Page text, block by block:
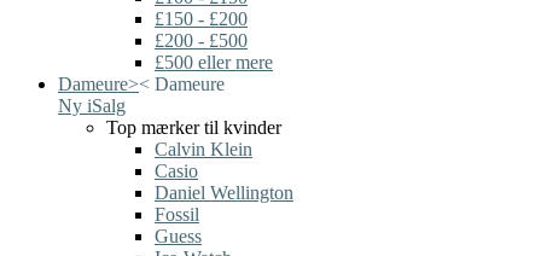
£150 - £200
£200 - £500
£500 eller mere
Dameure>< Dameure
Ny iSalg
Top mærker til kvinder
Calvin Klein
Casio
Daniel Wellington
Fossil
Guess